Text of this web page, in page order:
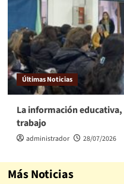
Últimas Noticias
La información
trabajo
administrador 28/07/2026
Más Noticias